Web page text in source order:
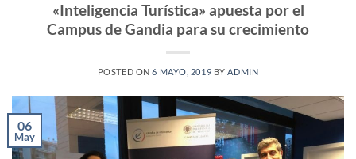
«Inteligencia Turística» apuesta por el
Campus de Gandia para su crecimiento
POSTED ON6 MAYO, 2019 BYADMIN
06
May